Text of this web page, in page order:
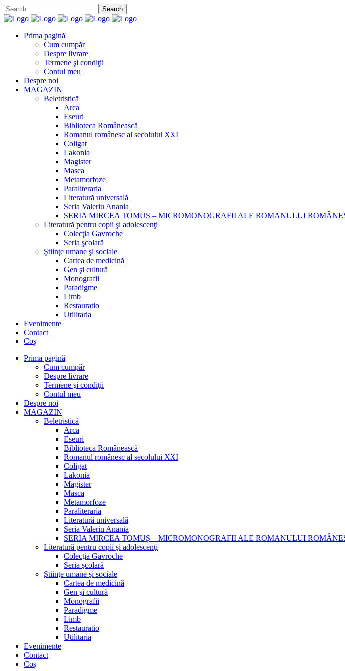
Prima pagină
Cum cumpăr
Despre livrare
Termene şi condiţii
Contul meu
Despre noi
MAGAZIN
Beletristică
Arca
Eseuri
Biblioteca Românească
Romanul românesc al secolului XXI
Coligat
Lakonia
Magister
Masca
Metamorfoze
Paraliteraria
Literatură universală
Seria Valeriu Anania
SERIA MIRCEA TOMUȘ – MICROMONOGRAFII ALE ROMANULUI
Literatură pentru copii şi adolescenţi
Colecţia Gavroche
Seria şcolară
Ştiinţe umane şi sociale
Cartea de medicină
Gen şi cultură
Monografii
Paradigme
Limb
Restauratio
Utilitaria
Evenimente
Contact
Coș
Prima pagină
Cum cumpăr
Despre livrare
Termene şi condiţii
Contul meu
Despre noi
MAGAZIN
Beletristică
Arca
Eseuri
Biblioteca Românească
Romanul românesc al secolului XXI
Coligat
Lakonia
Magister
Masca
Metamorfoze
Paraliteraria
Literatură universală
Seria Valeriu Anania
SERIA MIRCEA TOMUȘ – MICROMONOGRAFII ALE ROMANULUI
Literatură pentru copii şi adolescenţi
Colecţia Gavroche
Seria şcolară
Ştiinţe umane şi sociale
Cartea de medicină
Gen şi cultură
Monografii
Paradigme
Limb
Restauratio
Utilitaria
Evenimente
Contact
Coș